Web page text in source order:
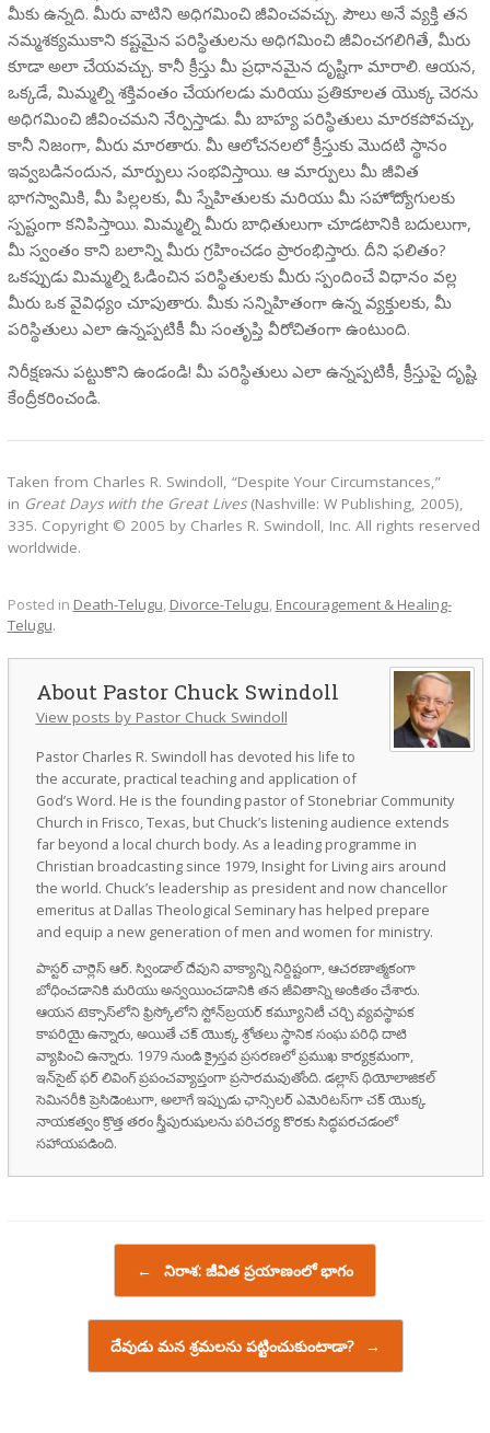
మీకు ఉన్నది. మీరు వాటిని అధిగమించి జీవించవచ్చు. పౌలు అనే వ్యక్తి తన
నమ్మశక్యముకాని కష్టమైన పరిస్థితులను అధిగమించి జీవించగలిగితే, మీరు
కూడా అలా చేయవచ్చు. కానీ క్రీస్తు మీ ప్రధానమైన దృష్టిగా మారాలి. ఆయన,
ఒక్కడే, మిమ్మల్ని శక్తివంతం చేయగలడు మరియు ప్రతికూలత యొక్క చెరను
అధిగమించి జీవించమని నేర్పిస్తాడు. మీ బాహ్య పరిస్థితులు మారకపోవచ్చు,
కానీ నిజంగా, మీరు మారతారు. మీ ఆలోచనలలో క్రీస్తుకు మొదటి స్థానం
ఇవ్వబడినందున, మార్పులు సంభవిస్తాయి. ఆ మార్పులు మీ జీవిత
భాగస్వామికి, మీ పిల్లలకు, మీ స్నేహితులకు మరియు మీ సహోద్యోగులకు
స్పష్టంగా కనిపిస్తాయి. మిమ్మల్ని మీరు బాధితులుగా చూడటానికి బదులుగా,
మీ స్వంతం కాని బలాన్ని మీరు గ్రహించడం ప్రారంభిస్తారు. దీని ఫలితం?
ఒకప్పుడు మిమ్మల్ని ఓడించిన పరిస్థితులకు మీరు స్పందించే విధానం వల్ల
మీరు ఒక వైవిధ్యం చూపుతారు. మీకు సన్నిహితంగా ఉన్న వ్యక్తులకు, మీ
పరిస్థితులు ఎలా ఉన్నప్పటికీ మీ సంతృప్తి వీరోచితంగా ఉంటుంది.
నిరీక్షణను పట్టుకొని ఉండండి! మీ పరిస్థితులు ఎలా ఉన్నప్పటికీ, క్రీస్తుపై దృష్టి
కేంద్రీకరించండి.
Taken from Charles R. Swindoll, “Despite Your Circumstances,”
in Great Days with the Great Lives(Nashville: W Publishing, 2005),
335. Copyright © 2005 by Charles R. Swindoll, Inc. All rights reserved
worldwide.
Posted in Death-Telugu, Divorce-Telugu, Encouragement & Healing-
Telugu.
Pastor Chuck Swindoll
View posts by Pastor Chuck Swindoll
Pastor Charles R. Swindoll has devoted his life to
the accurate, practical teaching and application of
God’s Word. He is the founding pastor of Stonebriar Community
Church in Frisco, Texas, but Chuck’s listening audience extends
far beyond a local church body. As a leading programme in
Christian broadcasting since 1979, Insight for Living airs around
the world. Chuck’s leadership as president and now chancellor
emeritus at Dallas Theological Seminary has helped prepare
and equip a new generation of men and women for ministry.
పాస్టర్ చార్లెస్ ఆర్. స్విండాల్ దేవుని వాక్యాన్ని నిర్దిష్టంగా, ఆచరణాత్మకంగా
బోధించడానికి మరియు అన్వయించడానికి తన జీవితాన్ని అంకితం చేశారు.
ఆయన టెక్సాస్‌లోని ఫ్రిస్కోలోని స్టోన్‌బ్రయర్ కమ్యూనిటీ చర్చి వ్యవస్థాపక
కాపరియై ఉన్నారు, అయితే చక్ యొక్క శ్రోతలు స్థానిక సంఘ పరిధి దాటి
వ్యాపించి ఉన్నారు. 1979 నుండి క్రైస్తవ ప్రసరణలో ప్రముఖ కార్యక్రమంగా,
ఇన్‌సైట్ ఫర్ లివింగ్ ప్రపంచవ్యాప్తంగా ప్రసారమవుతోంది. డల్లాస్ థియోలాజికల్
సెమినరీకి ప్రెసిడెంటుగా, అలాగే ఇప్పుడు ఛాన్సిలర్ ఎమెరిటస్‌గా చక్ యొక్క
నాయకత్వం క్రొత్త తరం స్త్రీపురుషులను పరిచర్య కొరకు సిద్ధపరచడంలో
సహాయపడింది.
← నిరాశ: జీవిత ప్రయాణంలో భాగం
దేవుడు మన శ్రమలను పట్టించుకుంటాడా? →